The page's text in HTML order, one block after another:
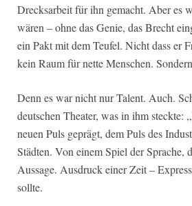
Drecksarbeit für ihn gemacht. Aber es
wären – ohne das Genie, das Brecht
ein Pakt mit dem Teufel. Nicht dass er
kein Raum für nette Menschen.
Denn es war nicht nur Talent. Auch.
deutschen Theater, was in ihm steckte:
neuen Puls geprägt, dem Puls des
Städten. Von einem Spiel der Sprache,
Aussage. Ausdruck einer Zeit –
sollte.